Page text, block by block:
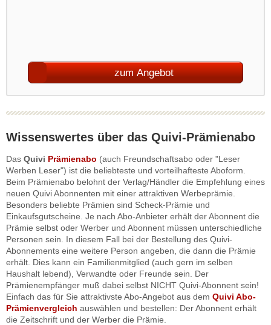
zum Angebot
Wissenswertes über das Quivi-Prämienabo
Das Quivi Prämienabo (auch Freundschaftsabo oder "Leser
Werben Leser") ist die beliebteste und vorteilhafteste Aboform.
Beim Prämienabo belohnt der Verlag/Händler die Empfehlung eines
neuen Quivi Abonnenten mit einer attraktiven Werbeprämie.
Besonders beliebte Prämien sind Scheck-Prämie und
Einkaufsgutscheine. Je nach Abo-Anbieter erhält der Abonnent die
Prämie selbst oder Werber und Abonnent müssen unterschiedliche
Personen sein. In diesem Fall bei der Bestellung des Quivi-
Abonnements eine weitere Person angeben, die dann die Prämie
erhält. Dies kann ein Familienmitglied (auch gern im selben
Haushalt lebend), Verwandte oder Freunde sein. Der
Prämienempfänger muß dabei selbst NICHT Quivi-Abonnent sein!
Einfach das für Sie attraktivste Abo-Angebot aus dem Quivi Abo-
Prämienvergleich auswählen und bestellen: Der Abonnent erhält
die Zeitschrift und der Werber die Prämie.